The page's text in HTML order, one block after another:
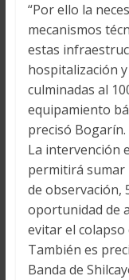
“Por ello la
mecanismos
estas
hospitalización
culminadas al
equipamiento
precisó Bogarín.
La intervención
permitirá sumar
de observación,
oportunidad de
evitar el colapso
También es
Banda de